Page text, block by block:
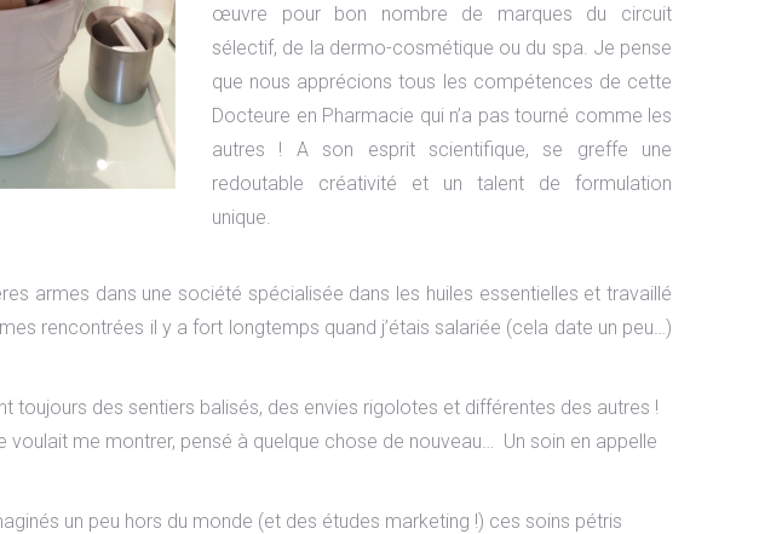
œuvre pour bon nombre de marques du circuit
sélectif, de la dermo-cosmétique ou du spa. Je pense
que nous apprécions tous les compétences de cette
Docteure en Pharmacie qui n’a pas tourné comme les
autres ! A son esprit scientifique, se greffe une
redoutable créativité et un talent de formulation
unique.
armes dans une société spécialisée dans les huiles essentielles et travaillé
rencontrées il y a fort longtemps quand j’étais salariée (cela date un peu…)
toujours des sentiers balisés, des envies rigolotes et différentes des autres !
me montrer, pensé à quelque chose de nouveau… Un soin en appelle
un peu hors du monde (et des études marketing !) ces soins pétris